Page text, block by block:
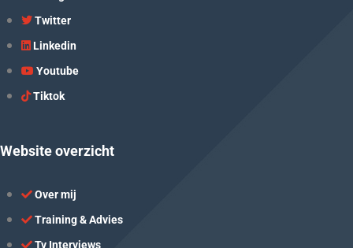
Twitter
Linkedin
Youtube
Tiktok
Website overzicht
Over mij
Training & Advies
Tv Interviews